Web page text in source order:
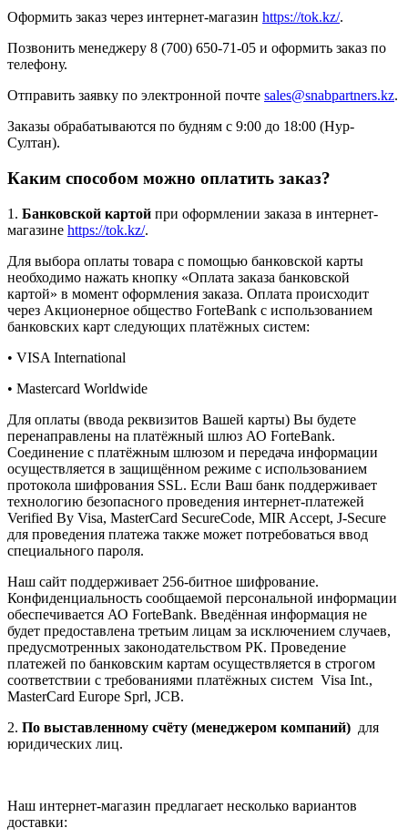
Оформить заказ через интернет-магазин https://tok.kz/.
Позвонить менеджеру 8 (700) 650-71-05 и оформить заказ по
телефону.
Отправить заявку по электронной почте sales@snabpartners.kz.
Заказы обрабатываются по будням с 9:00 до 18:00 (Нур-
Султан).
Каким способом можно оплатить заказ?
1. Банковской картой при оформлении заказа в интернет-
магазине https://tok.kz/.
Для выбора оплаты товара с помощью банковской карты
необходимо нажать кнопку «Оплата заказа банковской
картой» в момент оформления заказа. Оплата происходит
через Акционерное общество ForteBank с использованием
банковских карт следующих платёжных систем:
• VISA International
• Mastercard Worldwide
Для оплаты (ввода реквизитов Вашей карты) Вы будете
перенаправлены на платёжный шлюз АО ForteBank.
Соединение с платёжным шлюзом и передача информации
осуществляется в защищённом режиме с использованием
протокола шифрования SSL. Если Ваш банк поддерживает
технологию безопасного проведения интернет-платежей
Verified By Visa, MasterCard SecureCode, MIR Accept, J-Secure
для проведения платежа также может потребоваться ввод
специального пароля.
Наш сайт поддерживает 256-битное шифрование.
Конфиденциальность сообщаемой персональной информации
обеспечивается АО ForteBank. Введённая информация не
будет предоставлена третьим лицам за исключением случаев,
предусмотренных законодательством РК. Проведение
платежей по банковским картам осуществляется в строгом
соответствии с требованиями платёжных систем Visa Int.,
MasterCard Europe Sprl, JCB.
2. По выставленному счёту (менеджером компаний) для
юридических лиц.
Наш интернет-магазин предлагает несколько вариантов
доставки: